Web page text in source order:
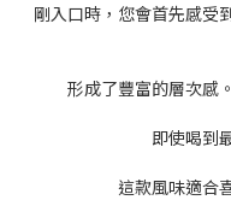
剛入口時，您會首先感受
形成了豐富的層次感
即使喝到
這款風味適合